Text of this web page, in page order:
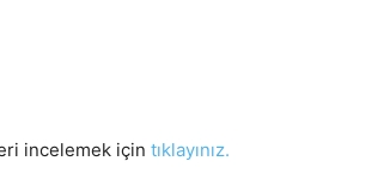
incelemek için tıklayınız.